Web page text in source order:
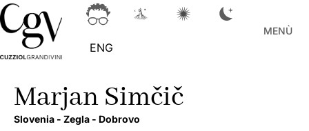
ENG
MENÙ
Marjan Simčič
Slovenia - Zegla - Dobrovo